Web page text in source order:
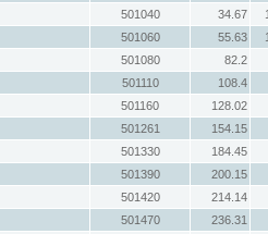
501040 34.67
501060 55.63
501080
82.2
501110
108.4
501160
128.02
501261
154.15
501330
184.45
501390
200.15
501420
214.14
501470
236.31